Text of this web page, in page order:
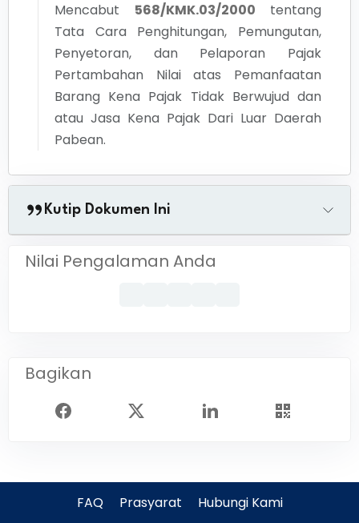
Mencabut
568/KMK.03/2000
tentang
Tata Cara Penghitungan, Pemungutan,
Penyetoran, dan Pelaporan Pajak
Pertambahan Nilai atas Pemanfaatan
Barang Kena Pajak Tidak Berwujud dan
atau Jasa Kena Pajak Dari Luar Daerah
Pabean.
Kutip Dokumen Ini
Nilai Pengalaman Anda
Bagikan
FAQ Prasyarat Hubungi Kami